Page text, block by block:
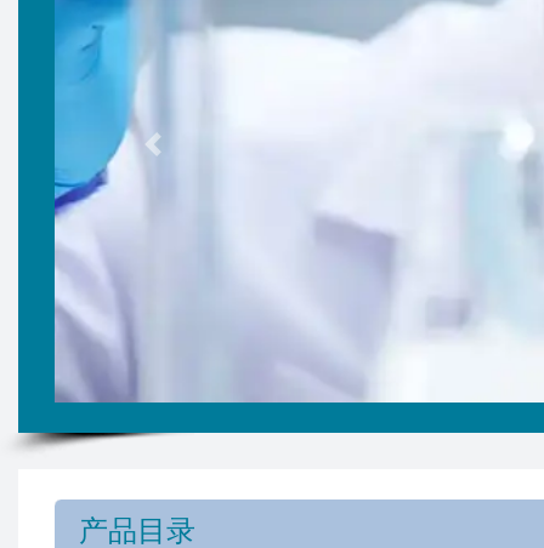
Previous
产品目录